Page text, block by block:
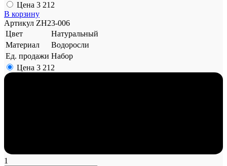
Цена 3 212
В корзину
Артикул ZH23-006
Цвет
Натуральный
Материал
Водоросли
Ед. продажи Набор
Цена 3 212
1